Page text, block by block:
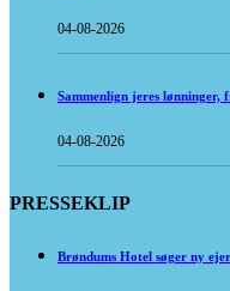
04-08-2026
Sammenlign jeres lønninger,
04-08-2026
PRESSEKLIP
Brøndums Hotel søger ny